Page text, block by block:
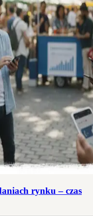
rynku – czas